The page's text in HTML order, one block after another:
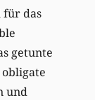
für das
getunte
und